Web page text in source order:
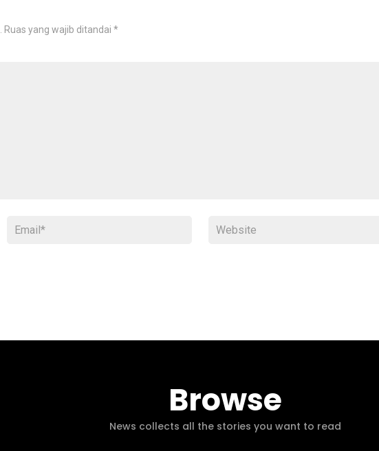
Ruas yang wajib ditandai *
Browse
News collects all the stories you want to read